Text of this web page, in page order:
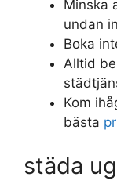
Minska
undan
Boka
Alltid
Kom
bästa
städa